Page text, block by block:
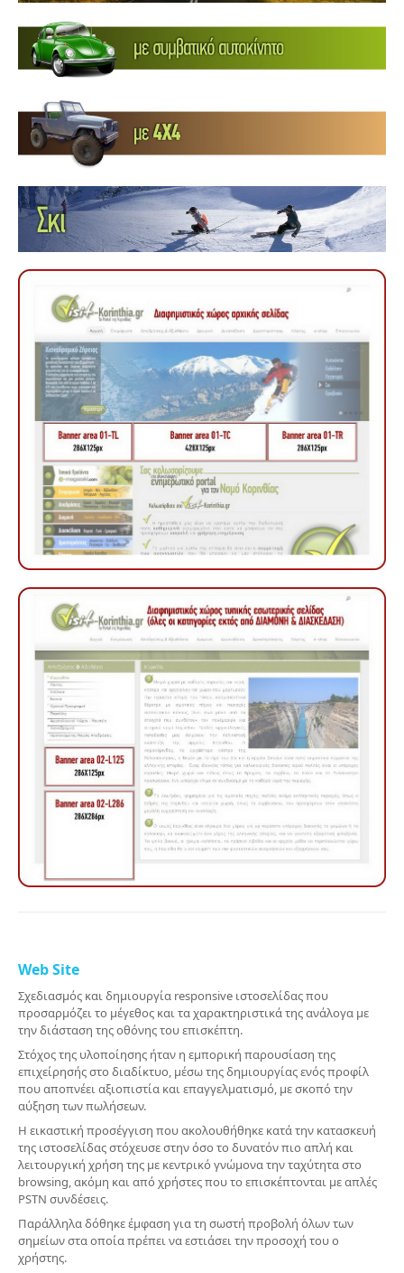
Web Site
Σχεδιασμός και δημιουργία responsive ιστοσελίδας που
προσαρμόζει το μέγεθος και τα χαρακτηριστικά της ανάλογα με
την διάσταση της οθόνης του επισκέπτη.
Στόχος της υλοποίησης ήταν η εμπορική παρουσίαση της
επιχείρησής στο διαδίκτυο, μέσω της δημιουργίας ενός προφίλ
που αποπνέει αξιοπιστία και επαγγελματισμό, με σκοπό την
αύξηση των πωλήσεων.
Η εικαστική προσέγγιση που ακολουθήθηκε κατά την κατασκευή
της ιστοσελίδας στόχευσε στην όσο το δυνατόν πιο απλή και
λειτουργική χρήση της με κεντρικό γνώμονα την ταχύτητα στο
browsing, ακόμη και από χρήστες που το επισκέπτονται με απλές
PSTN συνδέσεις.
Παράλληλα δόθηκε έμφαση για τη σωστή προβολή όλων των
σημείων στα οποία πρέπει να εστιάσει την προσοχή του ο
χρήστης.